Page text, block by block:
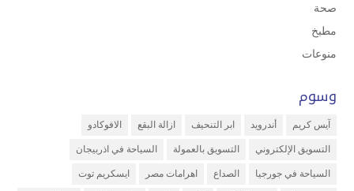
صحة
مطبخ
منوعات
وسوم
آيس كريم أندرويد ابر التنحيف ازالة البقع الافوكادو
التسويق الإلكتروني التسويق بالعمولة السياحة في اذربيجان
السياحة في جورجيا الصداع اهرامات مصر ايسكريم توت